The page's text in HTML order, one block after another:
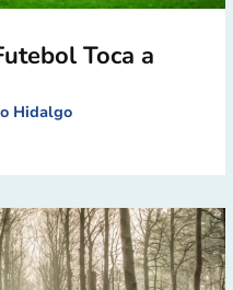
Toca a
Hidalgo